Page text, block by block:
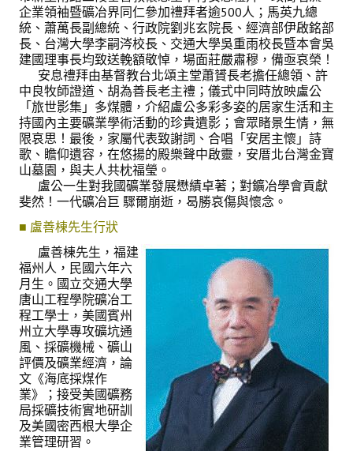
現任學會職員錄
重要章則
論文評選辦法
學生獎勵金申請辦法
盧善棟獎學金評選辦法
鑛冶期刊徵稿
鑛冶論文獎複審作業細則
獎章委員會簡則
傑出服務貢獻獎設置辦法
場地租借管理辦法
學會章程
會員代表選舉辦法
追憶盧善棟前理事長
企業領袖暨礦冶界同仁參加禮拜者逾500人；馬英九總
統、蕭萬長副總統、行政院劉兆玄院長、經濟部伊啟銘部
長、台灣大學李嗣涔校長、交通大學吳重雨校長暨本會吳
建國理事長均致送輓額敬悼，場面莊嚴肅穆，備亟哀榮！
安息禮拜由基督教台北頌主堂蕭贇長老擔任總領、許
中良牧師證道、胡為善長老主禮；儀式中同時放映盧公
「旅世影集」多煤體，介紹盧公多彩多姿的居家生活和主
持國內主要礦業學術活動的珍貴遺影；會眾睹景生情，無
限哀思！最後，家屬代表致謝詞、合唱「安居主懷」詩
歌、瞻仰遺容，在悠揚的殿樂聲中啟靈，安厝北台灣金寶
山墓園，與夫人共枕福瑩。
盧公一生對我國礦業發展懋績卓著；對鑛冶學會貢獻
斐然！一代礦冶巨 驟爾崩逝，曷勝哀傷與懷念。
■ 盧善棟先生行狀
盧善棟先生，福建
福州人，民國六年六
月生。國立交通大學
唐山工程學院礦冶工
程工學士，美國賓州
州立大學專攻礦坑通
風、採礦機械、礦山
評價及礦業經濟，論
文《海底採煤作
業》；接受美國礦務
局採礦技術實地研訓
及美國密西根大學企
業管理研習。